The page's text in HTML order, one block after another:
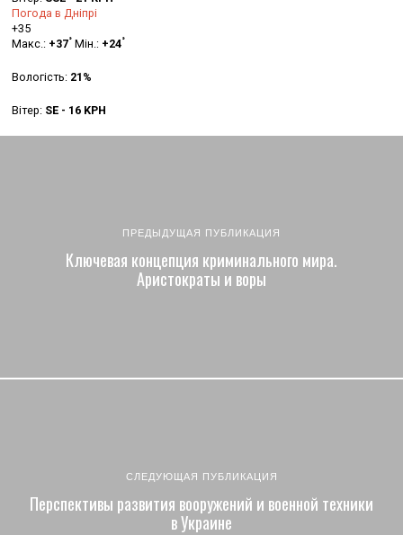
Погода в Дніпрі
+35
Макс.: +37° Мін.: +24°
Вологість: 21%
Вітер: SE - 16 KPH
ПРЕДЫДУЩАЯ ПУБЛИКАЦИЯ
Ключевая концепция криминального мира.
Аристократы и воры
СЛЕДУЮЩАЯ ПУБЛИКАЦИЯ
Перспективы развития вооружений и военной техники
в Украине